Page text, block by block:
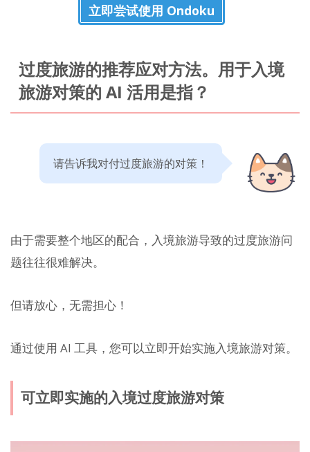
立即尝试使用 Ondoku
过度旅游的推荐应对方法。用于入境
旅游对策的 AI 活用是指？
请告诉我对付过度旅游的对策！
由于需要整个地区的配合，入境旅游导致的过度旅游问
题往往很难解决。
但请放心，无需担心！
通过使用 AI 工具，您可以立即开始实施入境旅游对策。
可立即实施的入境过度旅游对策